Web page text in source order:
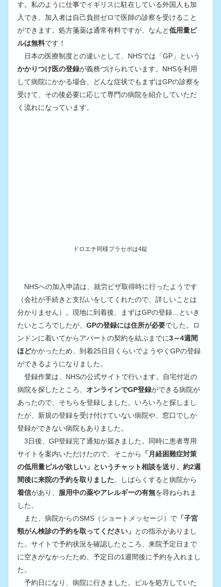
す。私のように仕事でイギリスに駐在している外国人も加
入でき、加入者は自己負担ゼロで医師の診察を受けること
ができます。処方箋薬は通常有料ですが、なんと低用量ピ
ルは無料です！
日本の医療制度との違いとして、NHSでは「GP」という
かかりつけ医の登録が義務づけられています。NHSを利用
して病院にかかる場合、どんな症状でもまずはGPの診察を
受けて、その後必要に応じて専門の病院を紹介していただ
く流れになっています。
ドロエチ同様プラセボは4錠
NHSへの加入申請は、就労ビザ取得時に行ったようです
（会社が手続きと支払いをしてくれたので、詳しいことは
分かりません）。現地に到着後、まずはGPの登録…といき
たいところでしたが、GPの登録には住所が必要でした。ロ
ンドンに着いてからアパートの契約を結ぶまでに3～4週間
ほどかかったため、到着25日目くらいでようやくGPの登録
ができるようになりました。
登録作業は、NHSの公式サイトで行います。自宅付近の
病院を探したところ、オンラインでGP登録ができる病院が
あったので、そちらを登録しました。いろいろと探しまし
たが、新規の登録を受け付けていない病院や、窓口でしか
登録ができない病院もありました。
3日後、GP登録完了通知が届きました。同時に患者専用
サイトを案内いただけたので、そこから
「月経困難症対策
の低用量ピルが欲しい」というチャット相談を送り、約2週
間後に来院の予約を取りました。しばらくすると病院から
着信があり、 服用中の薬やアレルギーの有無を尋ねられま
した。
また、病院からのSMS（ショートメッセージ）で 「子宮
頸がん検診の予約を取ってください」 との指示がありまし
た。サイトで予約状況を確認したところ、来院予定日まで
に空きがなかったため、予定日の1週間後に予約を入れまし
た。
予約日になり、病院に行きました。ピルを処方していた